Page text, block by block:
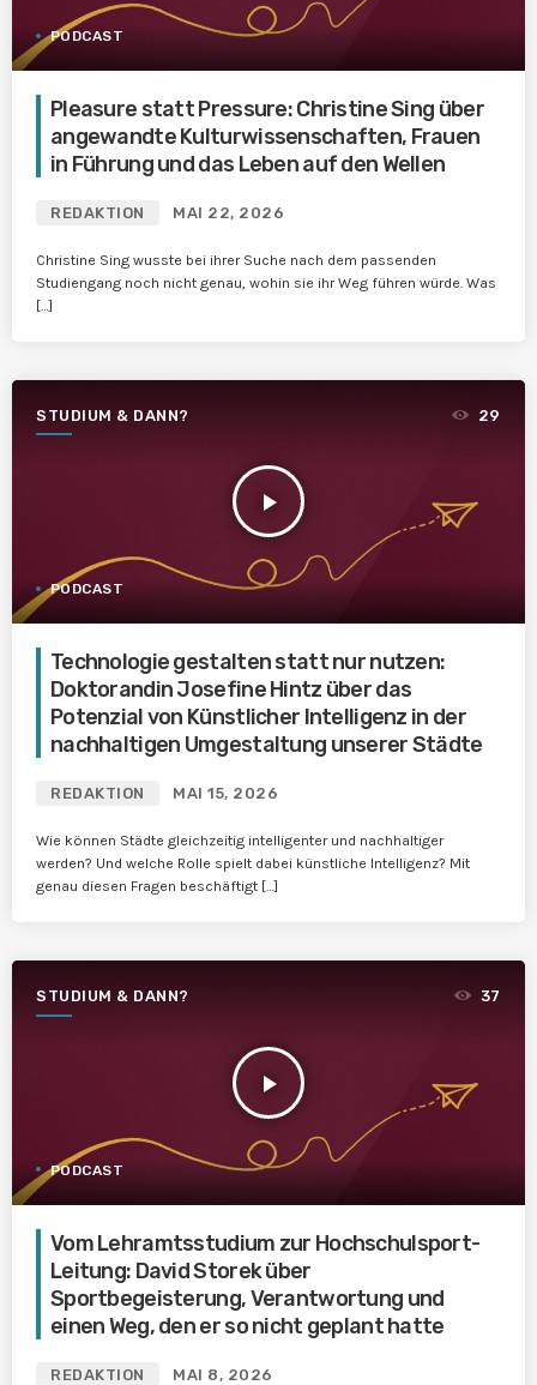
PODCAST
Pleasure statt Pressure: Christine Sing über
angewandte Kulturwissenschaften, Frauen
in Führung und das Leben auf den Wellen
REDAKTION MAI 22, 2026
Christine Sing wusste bei ihrer Suche nach dem passenden
Studiengang noch nicht genau, wohin sie ihr Weg führen würde. Was
[…]
STUDIUM & DANN?
play_arrow
29
PODCAST
Technologie gestalten statt nur nutzen:
Doktorandin Josefine Hintz über das
Potenzial von Künstlicher Intelligenz in der
nachhaltigen Umgestaltung unserer Städte
REDAKTION MAI 15, 2026
Wie können Städte gleichzeitig intelligenter und nachhaltiger
werden? Und welche Rolle spielt dabei künstliche Intelligenz? Mit
genau diesen Fragen beschäftigt […]
STUDIUM & DANN?
play_arrow
37
PODCAST
Vom Lehramtsstudium zur Hochschulsport-
Leitung: David Storek über
Sportbegeisterung, Verantwortung und
einen Weg, den er so nicht geplant hatte
REDAKTION MAI 8, 2026